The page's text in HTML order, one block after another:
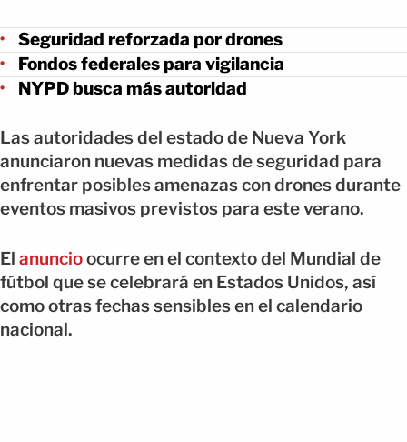
Seguridad reforzada por drones
Fondos federales para vigilancia
NYPD busca más autoridad
Las autoridades del estado de Nueva York
anunciaron nuevas medidas de seguridad para
enfrentar posibles amenazas con drones durante
eventos masivos previstos para este verano.
El anuncioocurre en el contexto del Mundial de
fútbol que se celebrará en Estados Unidos, así
como otras fechas sensibles en el calendario
nacional.